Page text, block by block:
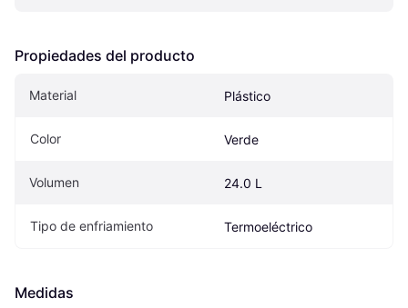
Propiedades del producto
Material Plástico
Color Verde
Volumen 24.0 L
Tipo de enfriamiento Termoeléctrico
Medidas